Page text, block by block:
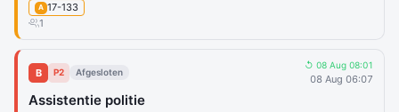
A 17-133
1
B P2 Afgesloten
↺ 08 Aug 08:01
08 Aug 06:07
Assistentie politie